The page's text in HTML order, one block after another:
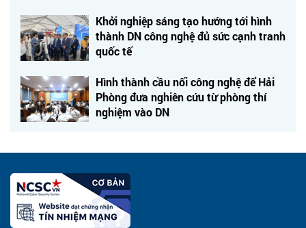
Khởi nghiệp sáng tạo hướng tới hình
thành DN công nghệ đủ sức cạnh tranh
quốc tế
Hình thành cầu nối công nghệ để Hải
Phòng đưa nghiên cứu từ phòng thí
nghiệm vào DN